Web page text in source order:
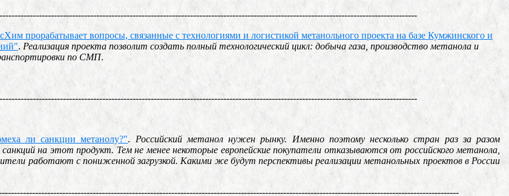
прорабатывает вопросы, связанные с технологиями и логистикой метанольного проекта на базе Кумжинского и
. Реализация проекта позволит создать полный технологический цикл: добыча газа, производство метанола и
по СМП.
ли санкции метанолу?". Российский метанол нужен рынку. Именно поэтому несколько стран раз за разом
на этот продукт. Тем не менее некоторые европейские покупатели отказываются от российского метанола,
работают с пониженной загрузкой. Какими же будут перспективы реализации метанольных проектов в России